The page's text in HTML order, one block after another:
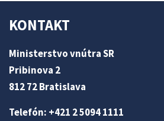
KONTAKT
Ministerstvo vnútra SR
Pribinova 2
812 72 Bratislava
Telefón: +421 2 5094 1111